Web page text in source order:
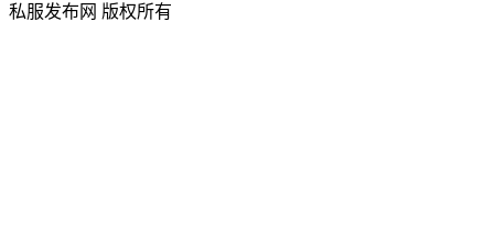
私服发布网 版权所有